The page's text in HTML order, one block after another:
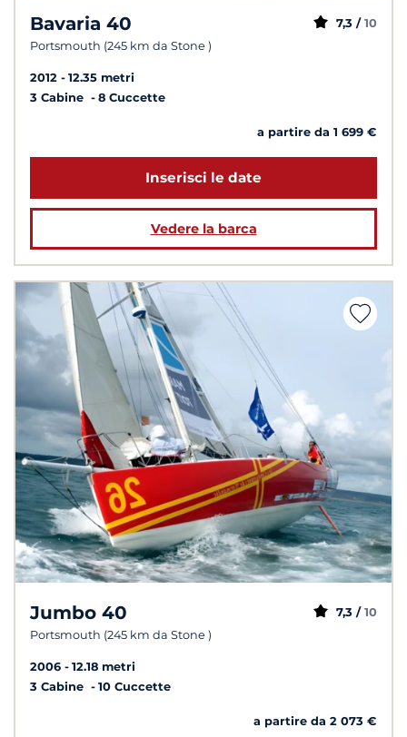
Bavaria 40
Portsmouth (245 km da Stone )
7,3 / 10
2012
12.35 metri
3 Cabine
8 Cuccette
a partire da 1 699 €
Inserisci le date
Vedere la barca
Jumbo 40
Portsmouth (245 km da Stone )
7,3 / 10
2006
12.18 metri
3 Cabine
10 Cuccette
a partire da 2 073 €